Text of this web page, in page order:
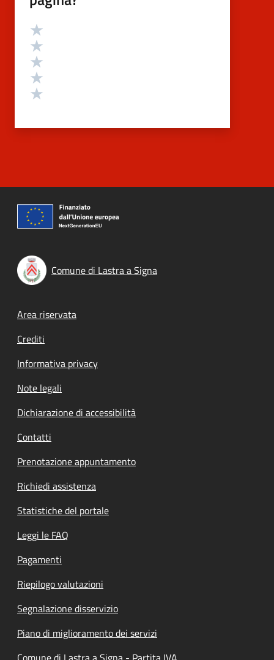
Valutazione
Comune di Lastra a Signa
Footer menu
Area riservata
Crediti
Informativa privacy
Note legali
Dichiarazione di accessibilità
Contatti
Prenotazione appuntamento
Richiedi assistenza
Statistiche del portale
Leggi le FAQ
Pagamenti
Riepilogo valutazioni
Segnalazione disservizio
Piano di miglioramento dei servizi